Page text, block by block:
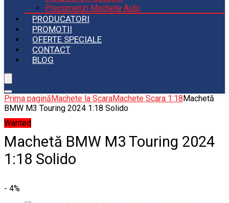
Precomenzi Machete Auto
PRODUCATORI
PROMOTII
OFERTE SPECIALE
CONTACT
BLOG
Prima paginăMachete la ScaraMachete Scara 1:18Machetă
BMW M3 Touring 2024 1:18 Solido
Wanted
Machetă BMW M3 Touring 2024
1:18 Solido
- 4%